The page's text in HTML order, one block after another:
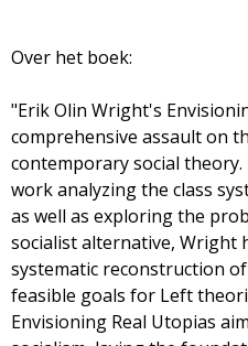
a
g
a
z
Over het boek:
"Erik Olin Wright's
comprehensive assault on
contemporary social
work analyzing the class
as well as exploring the
socialist alternative, Wright
systematic reconstruction
feasible goals for Left
Envisioning Real Utopias